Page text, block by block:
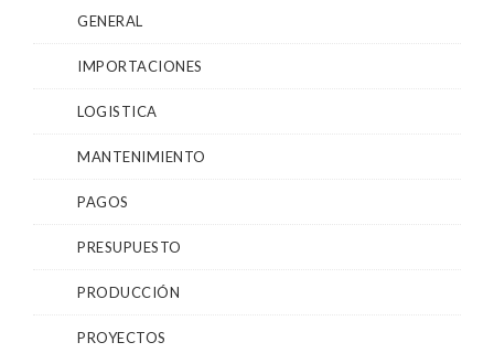
GENERAL
IMPORTACIONES
LOGISTICA
MANTENIMIENTO
PAGOS
PRESUPUESTO
PRODUCCIÓN
PROYECTOS